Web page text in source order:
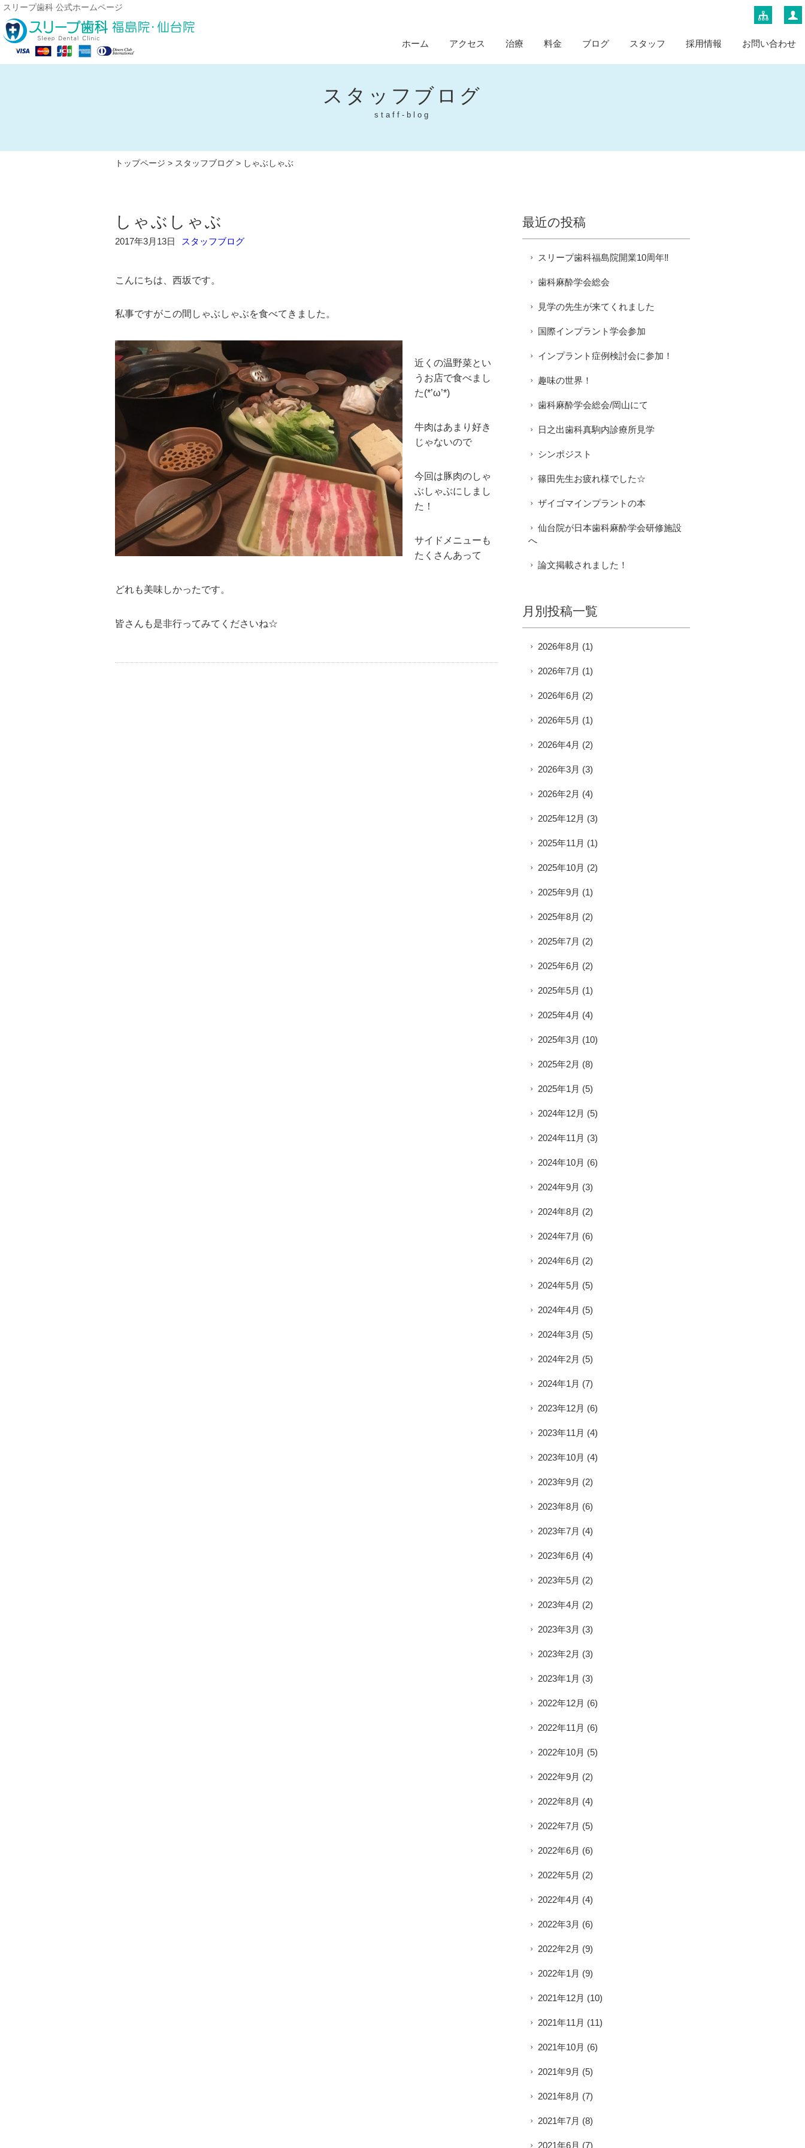
スリープ歯科 公式ホームページ
ホーム アクセス 治療 料金 ブログ スタッフ 採用情報 お問い合わせ
スタッフブログ
staff-blog
トップページ > スタッフブログ > しゃぶしゃぶ
しゃぶしゃぶ
2017年3月13日 スタッフブログ
こんにちは、西坂です。
私事ですがこの間しゃぶしゃぶを食べてきました。
近くの温野菜とい
うお店で食べまし
た(*’ω’*)
牛肉はあまり好き
じゃないので
今回は豚肉のしゃ
ぶしゃぶにしまし
た！
サイドメニューも
たくさんあって
どれも美味しかったです。
皆さんも是非行ってみてくださいね☆
最近の投稿
スリープ歯科福島院開業10周年‼️
歯科麻酔学会総会
見学の先生が来てくれました
国際インプラント学会参加
インプラント症例検討会に参加！
趣味の世界！
歯科麻酔学会総会/岡山にて
日之出歯科真駒内診療所見学
シンポジスト
篠田先生お疲れ様でした☆
ザイゴマインプラントの本
仙台院が日本歯科麻酔学会研修施設
へ
論文掲載されました！
月別投稿一覧
2026年8月 (1)
2026年7月 (1)
2026年6月 (2)
2026年5月 (1)
2026年4月 (2)
2026年3月 (3)
2026年2月 (4)
2025年12月 (3)
2025年11月 (1)
2025年10月 (2)
2025年9月 (1)
2025年8月 (2)
2025年7月 (2)
2025年6月 (2)
2025年5月 (1)
2025年4月 (4)
2025年3月 (10)
2025年2月 (8)
2025年1月 (5)
2024年12月 (5)
2024年11月 (3)
2024年10月 (6)
2024年9月 (3)
2024年8月 (2)
2024年7月 (6)
2024年6月 (2)
2024年5月 (5)
2024年4月 (5)
2024年3月 (5)
2024年2月 (5)
2024年1月 (7)
2023年12月 (6)
2023年11月 (4)
2023年10月 (4)
2023年9月 (2)
2023年8月 (6)
2023年7月 (4)
2023年6月 (4)
2023年5月 (2)
2023年4月 (2)
2023年3月 (3)
2023年2月 (3)
2023年1月 (3)
2022年12月 (6)
2022年11月 (6)
2022年10月 (5)
2022年9月 (2)
2022年8月 (4)
2022年7月 (5)
2022年6月 (6)
2022年5月 (2)
2022年4月 (4)
2022年3月 (6)
2022年2月 (9)
2022年1月 (9)
2021年12月 (10)
2021年11月 (11)
2021年10月 (6)
2021年9月 (5)
2021年8月 (7)
2021年7月 (8)
2021年6月 (7)